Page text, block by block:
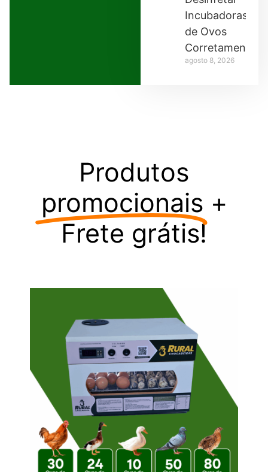
Incubadoras
de Ovos
Corretamente
agosto 8, 2026
Produtos
promocionais +
Frete grátis!